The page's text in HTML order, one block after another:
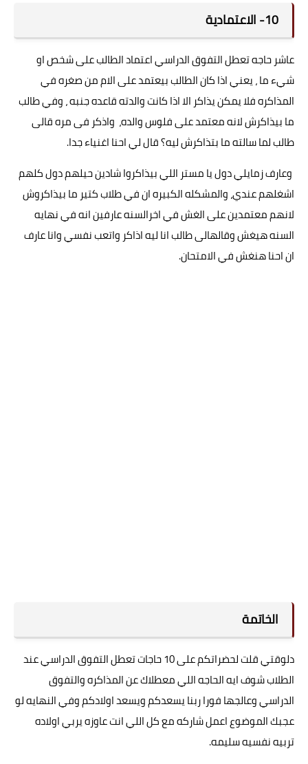
10- الاعتمادية
عاشر حاجه تعطل التفوق الدراسي اعتماد الطالب على شخص او
شيء ما ، يعني اذا كان الطالب بيعتمد على الام من صغره في
المذاكره فلا يمكن يذاكر الا اذا كانت والدته قاعده جنبه ، وفي طالب
ما بيذاكرش لانه معتمد على فلوس والده، واذكر فى مره قالى
طالب لما سالته ما بتذاكرش ليه؟ قال لي احنا اغنياء جدا.
وعارف زمايلي دول يا مستر اللي بيذاكروا شادين حيلهم دول كلهم
اشغلهم عندي، والمشكله الكبيره ان في طلاب كتير ما بيذاكروش
لانهم معتمدين على الغش في اخرالسنه عارفين انه في نهايه
السنه هيغش وقالهالى طالب انا ليه اذاكر واتعب نفسي وانا عارف
ان احنا هنغش في الامتحان.
الخاتمة
دلوقتي قلت لحضراتكم على 10 حاجات تعطل التفوق الدراسي عند
الطلاب شوف ايه الحاجه اللي معطلاك عن المذاكره والتفوق
الدراسي وعالجها فورا ربنا يسعدكم ويسعد اولادكم وفي النهايه لو
عجبك الموضوع اعمل شاركه مع كل اللي انت عاوزه يربي اولاده
تربيه نفسيه سليمه.